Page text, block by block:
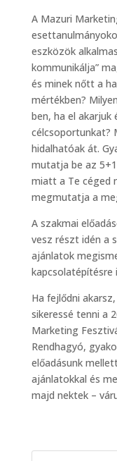
A Mazuri
eszközök
kommunikálja”
és minek nőtt a
mértékben?
ben, ha el akarjuk
célcsoportunkat?
hidalhatóak át.
mutatja be az
miatt a Te céged
megmutatja a
A szakmai
vesz részt idén a
ajánlatok
kapcsolatépítésre
Ha fejlődni
sikeressé tenni a
Marketing
Rendhagyó,
előadásunk
ajánlatokkal és
majd nektek –